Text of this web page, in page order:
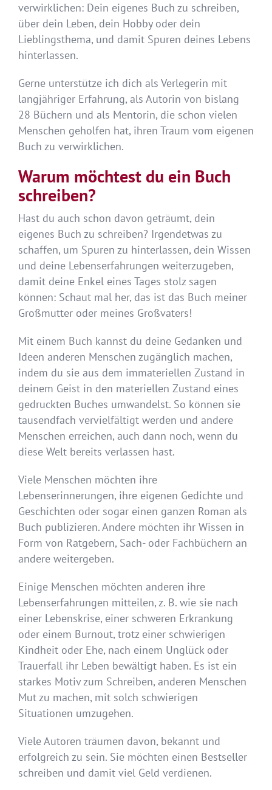
verwirklichen: Dein eigenes Buch zu schreiben,
über dein Leben, dein Hobby oder dein
Lieblingsthema, und damit Spuren deines Lebens
hinterlassen.
Gerne unterstütze ich dich als Verlegerin mit
langjähriger Erfahrung, als Autorin von bislang
28 Büchern und als Mentorin, die schon vielen
Menschen geholfen hat, ihren Traum vom eigenen
Buch zu verwirklichen.
Warum möchtest du ein Buch
schreiben?
Hast du auch schon davon geträumt, dein
eigenes Buch zu schreiben? Irgendetwas zu
schaffen, um Spuren zu hinterlassen, dein Wissen
und deine Lebenserfahrungen weiterzugeben,
damit deine Enkel eines Tages stolz sagen
können: Schaut mal her, das ist das Buch meiner
Großmutter oder meines Großvaters!
Mit einem Buch kannst du deine Gedanken und
Ideen anderen Menschen zugänglich machen,
indem du sie aus dem immateriellen Zustand in
deinem Geist in den materiellen Zustand eines
gedruckten Buches umwandelst. So können sie
tausendfach vervielfältigt werden und andere
Menschen erreichen, auch dann noch, wenn du
diese Welt bereits verlassen hast.
Viele Menschen möchten ihre
Lebenserinnerungen, ihre eigenen Gedichte und
Geschichten oder sogar einen ganzen Roman als
Buch publizieren. Andere möchten ihr Wissen in
Form von Ratgebern, Sach- oder Fachbüchern an
andere weitergeben.
Einige Menschen möchten anderen ihre
Lebenserfahrungen mitteilen, z. B. wie sie nach
einer Lebenskrise, einer schweren Erkrankung
oder einem Burnout, trotz einer schwierigen
Kindheit oder Ehe, nach einem Unglück oder
Trauerfall ihr Leben bewältigt haben. Es ist ein
starkes Motiv zum Schreiben, anderen Menschen
Mut zu machen, mit solch schwierigen
Situationen umzugehen.
Viele Autoren träumen davon, bekannt und
erfolgreich zu sein. Sie möchten einen Bestseller
schreiben und damit viel Geld verdienen.